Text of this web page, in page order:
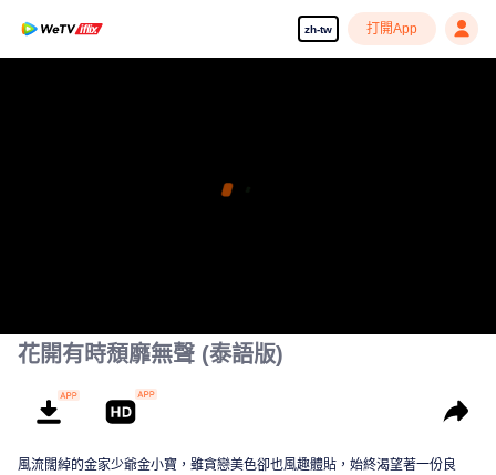
zh-tw 打開App
花開有時頹靡無聲 (泰語版)
風流闊綽的金家少爺金小寶，雖貪戀美色卻也風趣體貼，始終渴望著一份良